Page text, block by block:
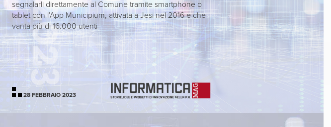
segnalarli direttamente al Comune tramite smartphone o
tablet con l’App Municipium, attivata a Jesi nel 2016 e che
vanta più di 16.000 utenti
28 FEBBRAIO 2023